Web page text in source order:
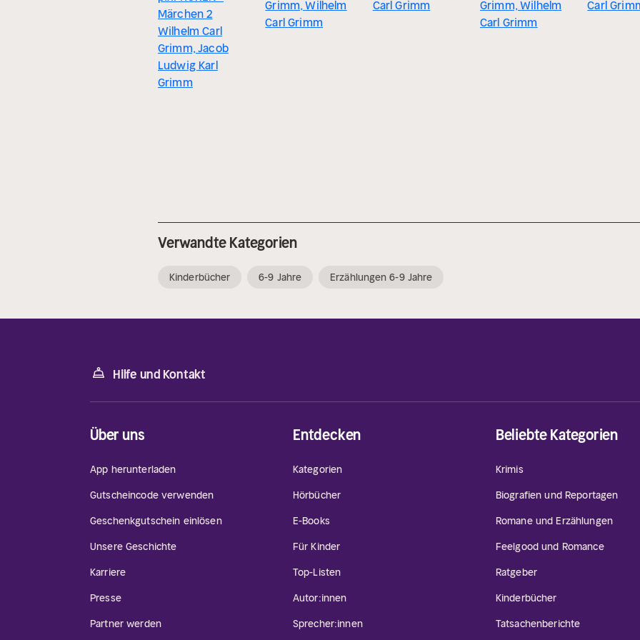
Märchen 2
Wilhelm Carl
Grimm, Jacob
Ludwig Karl
Grimm
Grimm, Wilhelm
Carl Grimm
Carl Grimm
Grimm, Wilhelm
Carl Grimm
Carl
Verwandte Kategorien
Kinderbücher 6-9 Jahre Erzählungen 6-9 Jahre
Hilfe und Kontakt
Über uns
App herunterladen
Gutscheincode verwenden
Geschenkgutschein einlösen
Unsere Geschichte
Karriere
Presse
Partner werden
Entdecken
Kategorien
Hörbücher
E-Books
Für Kinder
Top-Listen
Autor:innen
Sprecher:innen
Beliebte Kategorien
Krimis
Biografien und Reportagen
Romane und Erzählungen
Feelgood und Romance
Ratgeber
Kinderbücher
Tatsachenberichte